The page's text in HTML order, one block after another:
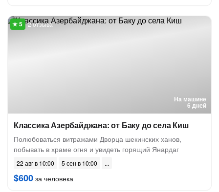
На машине
6 дней
2 отзыва
Классика Азербайджана: от Баку до села Киш
Полюбоваться витражами Дворца шекинских ханов,
побывать в храме огня и увидеть горящий Янардаг
22 авг в 10:00 5 сен в 10:00
$600 за человека